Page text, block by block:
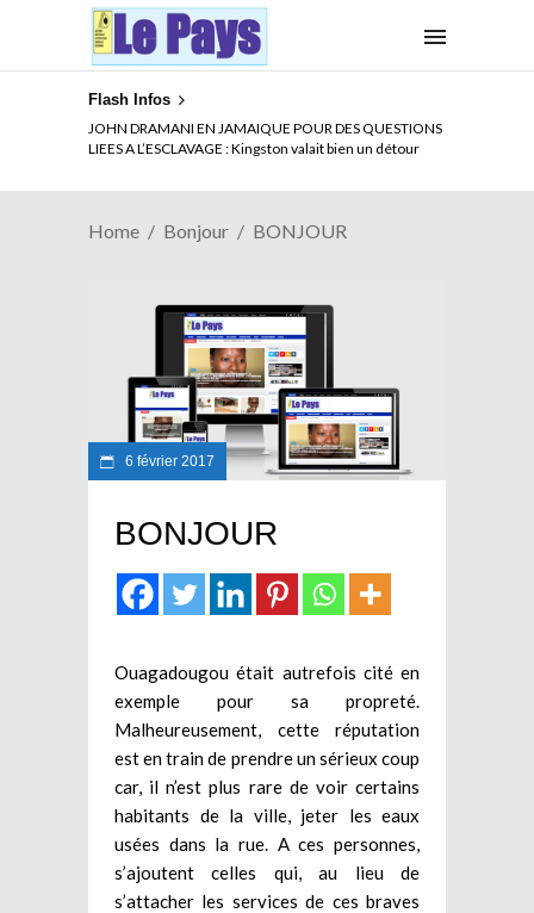
Flash Infos
JOHN DRAMANI EN JAMAIQUE POUR DES QUESTIONS
LIEES A L’ESCLAVAGE : Kingston valait bien un détour
Home Bonjour BONJOUR
6 février 2017
BONJOUR
Ouagadougou était autrefois cité en
exemple pour sa propreté.
Malheureusement, cette réputation
est en train de prendre un sérieux coup
car, il n’est plus rare de voir certains
habitants de la ville, jeter les eaux
usées dans la rue. A ces personnes,
s’ajoutent celles qui, au lieu de
s’attacher les services de ces braves